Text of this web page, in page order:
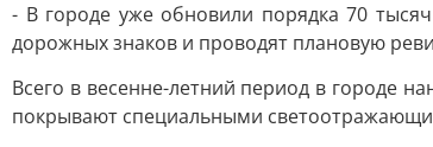
- В городе уже обновили порядка 70
дорожных знаков и проводят плановую
Всего в весенне-летний период в городе
покрывают специальными